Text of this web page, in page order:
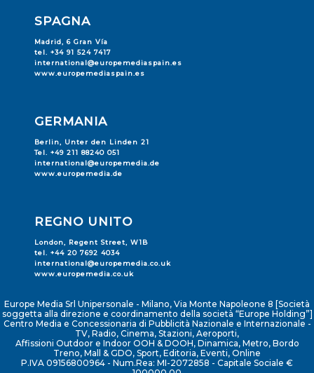
SPAGNA
Madrid, 6 Gran Vía
tel. +34 91 524 7417
international@europemediaspain.es
www.europemediaspain.es
GERMANIA
Berlin, Unter den Linden 21
Tel. +49 211 88240 051
international@europemedia.de
www.europemedia.de
REGNO UNITO
London, Regent Street, W1B
tel. +44 20 7692 4034
international@europemedia.co.uk
www.europemedia.co.uk
Europe Media Srl Unipersonale - Milano, Via Monte Napoleone 8 [Società
soggetta alla direzione e coordinamento della società “Europe Holding”]
Centro Media e Concessionaria di Pubblicità Nazionale e Internazionale -
TV, Radio, Cinema, Stazioni, Aeroporti,
Affissioni Outdoor e Indoor OOH & DOOH, Dinamica, Metro, Bordo
Treno, Mall & GDO, Sport, Editoria, Eventi, Online
P.IVA 09156800964 - Num.Rea: MI-2072858 - Capitale Sociale €